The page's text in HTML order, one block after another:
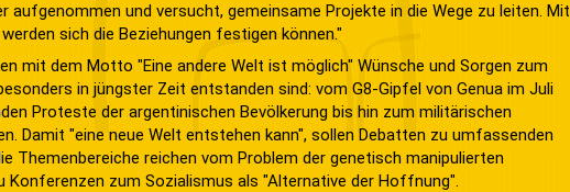
aufgenommen und versucht, gemeinsame Projekte in die Wege zu leiten. Mit
sich die Beziehungen festigen können."
mit dem Motto "Eine andere Welt ist möglich" Wünsche und Sorgen zum
in jüngster Zeit entstanden sind: vom G8-Gipfel von Genua im Juli
Proteste der argentinischen Bevölkerung bis hin zum militärischen
Damit "eine neue Welt entstehen kann", sollen Debatten zu umfassenden
Themenbereiche reichen vom Problem der genetisch manipulierten
Konferenzen zum Sozialismus als "Alternative der Hoffnung".